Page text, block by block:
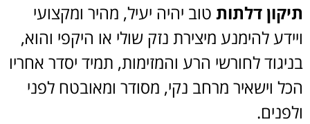
תיקון דלתות טוב יהיה יעיל, מהיר ומקצועי
ויידע להימנע מיצירת נזק שולי או היקפי והוא,
בניגוד לחורשי הרע והמזימות, תמיד יסדר אחריו
הכל וישאיר מרחב נקי, מסודר ומאובטח לפני
ולפנים.